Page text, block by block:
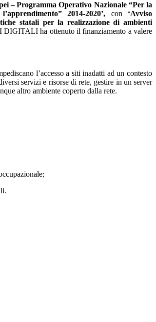
– Programma Operativo Nazionale “Per la
2014-2020’, con ‘Avviso
statali per la realizzazione di ambienti
ha ottenuto il finanziamento a valere
l’accesso a siti inadatti ad un contesto
servizi e risorse di rete, gestire in un server
altro ambiente coperto dalla rete.